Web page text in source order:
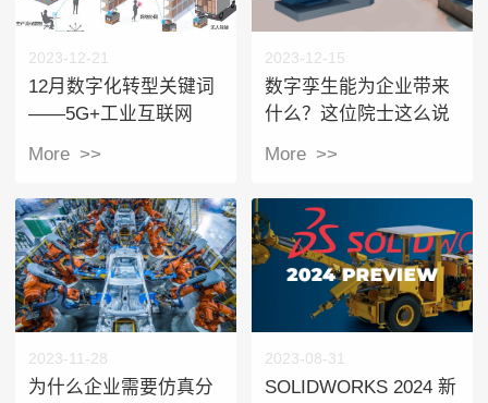
2023-12-21
12月数字化转型关键词
——5G+工业互联网
More >>
2023-12-15
数字孪生能为企业带来
什么？这位院士这么说
More >>
2023-11-28
为什么企业需要仿真分
2023-08-31
SOLIDWORKS 2024 新